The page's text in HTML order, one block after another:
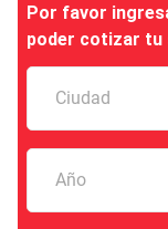
Por favor
poder cotizar tu
Ciudad
Año